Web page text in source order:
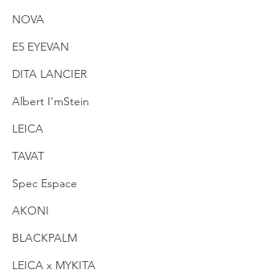
NOVA
E5 EYEVAN
DITA LANCIER
Albert I'mStein
LEICA
TAVAT
Spec Espace
AKONI
BLACKPALM
LEICA x MYKITA